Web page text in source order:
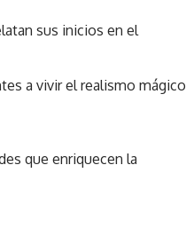
sus inicios en el
a vivir el realismo mágico
que enriquecen la